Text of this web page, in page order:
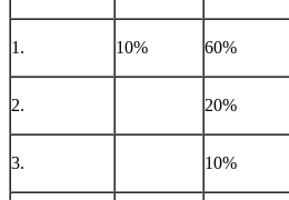
1. 10% 60%
2. 20%
3. 10%